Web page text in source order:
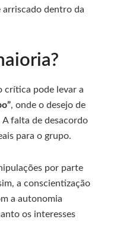
arriscado dentro da
crítica pode levar a
, onde o desejo de
falta de desacordo
para o grupo.
por parte
a conscientização
a autonomia
os interesses